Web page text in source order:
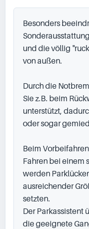
Besonders
und die völlig
von außen.
Durch die
Sie z.B. beim
unterstützt,
oder sogar
Beim
Fahren bei einem
werden
ausreichender
setzten.
Der Parkassistent
die geeignete